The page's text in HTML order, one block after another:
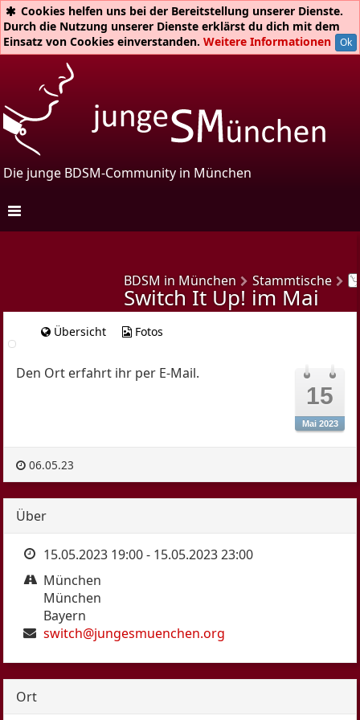
Cookies helfen uns bei der Bereitstellung unserer Dienste.
Durch die Nutzung unserer Dienste erklärst du dich mit dem
Einsatz von Cookies einverstanden. Weitere Informationen Ok
Die junge BDSM-Community in München
queerSpiel
Switch It Up!
D/s
Fesseln
Femdom
Kinky Künste
Primals Pets Puppies
Aro-Ace
Open Stage
SMJG
BDSM in München Stammtische
Switch It Up! im Mai
Übersicht Fotos
15
Mai 2023
Den Ort erfahrt ihr per E-Mail.
06.05.23
Über
15.05.2023 19:00- 15.05.2023 23:00
München
München
Bayern
switch@jungesmuenchen.org
Ort